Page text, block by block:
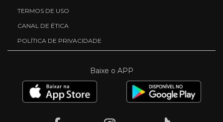
TERMOS DE USO
CANAL DE ÉTICA
POLÍTICA DE PRIVACIDADE
Baixe o APP